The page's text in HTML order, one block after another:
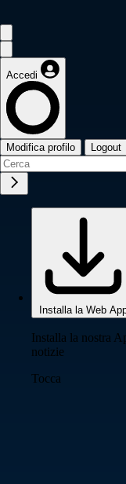
Accedi
Modifica profilo Logout
Installa la Web
Installa la nostra
notizie
Tocca